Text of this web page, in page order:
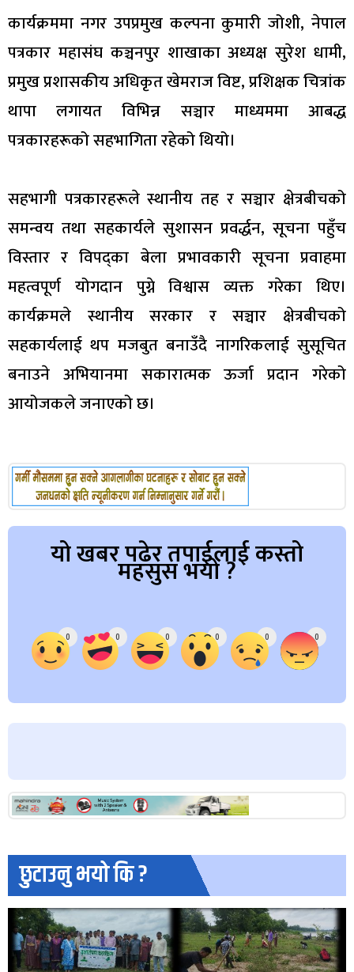
कार्यक्रममा नगर उपप्रमुख कल्पना कुमारी जोशी, नेपाल
पत्रकार महासंघ कञ्चनपुर शाखाका अध्यक्ष सुरेश धामी,
प्रमुख प्रशासकीय अधिकृत खेमराज विष्ट, प्रशिक्षक चित्रांक
थापा लगायत विभिन्न सञ्चार माध्यममा आबद्ध
पत्रकारहरूको सहभागिता रहेको थियो।
सहभागी पत्रकारहरूले स्थानीय तह र सञ्चार क्षेत्रबीचको
समन्वय तथा सहकार्यले सुशासन प्रवर्द्धन, सूचना पहुँच
विस्तार र विपद्का बेला प्रभावकारी सूचना प्रवाहमा
महत्वपूर्ण योगदान पुग्ने विश्वास व्यक्त गरेका थिए।
कार्यक्रमले स्थानीय सरकार र सञ्चार क्षेत्रबीचको
सहकार्यलाई थप मजबुत बनाउँदै नागरिकलाई सुसूचित
बनाउने अभियानमा सकारात्मक ऊर्जा प्रदान गरेको
आयोजकले जनाएको छ।
यो खबर पढेर तपाईलाई कस्तो
महसुस भयो ?
0 0 0 0 0 0
छुटाउनु भयो कि ?